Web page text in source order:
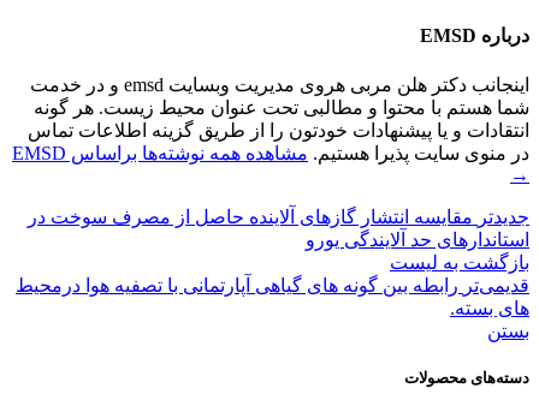
درباره EMSD
اینجانب دکتر هلن مربی هروی مدیریت وبسایت emsd و در خدمت
شما هستم با محتوا و مطالبی تحت عنوان محیط زیست. هر گونه
انتقادات و یا پیشنهادات خودتون را از طریق گزینه اطلاعات تماس
در منوی سایت پذیرا هستیم. مشاهده همه نوشته‌ها براساس EMSD
→
جدیدتر مقایسه انتشار گازهای آلاینده حاصل از مصرف سوخت در
استاندارهای حد آلایندگی یورو
بازگشت بە لیست
قدیمی‌تر رابطه بین گونه های گیاهی آپارتمانی با تصفیه هوا درمحیط
های بسته.
بستن
دسته‌های محصولات